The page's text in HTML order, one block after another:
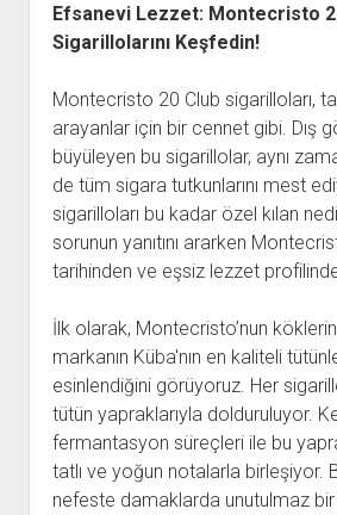
Efsanevi Lezzet: Montecristo
Sigarillolarını Keşfedin!
Montecristo 20 Club sigarilloları,
arayanlar için bir cennet gibi. Dış
büyüleyen bu sigarillolar, aynı
de tüm sigara tutkunlarını mest
sigarilloları bu kadar özel kılan
sorunun yanıtını ararken
tarihinden ve eşsiz lezzet
İlk olarak, Montecristo’nun
markanın Küba'nın en kaliteli
esinlendiğini görüyoruz. Her
tütün yapraklarıyla dolduruluyor.
fermantasyon süreçleri ile bu
tatlı ve yoğun notalarla birleşiyor.
nefeste damaklarda unutulmaz bir